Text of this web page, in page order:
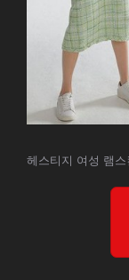
헤스티지 여성 램